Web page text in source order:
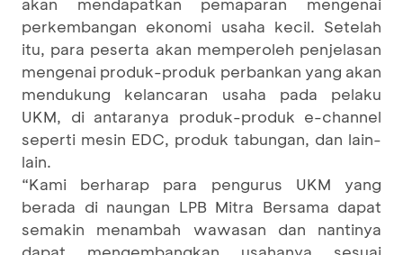
perkembangan ekonomi usaha kecil. Setelah
itu, para peserta akan memperoleh penjelasan
mengenai produk-produk perbankan yang akan
mendukung kelancaran usaha pada pelaku
UKM, di antaranya produk-produk e-channel
seperti mesin EDC, produk tabungan, dan lain-
lain.
“Kami berharap para pengurus UKM yang
berada di naungan LPB Mitra Bersama dapat
semakin menambah wawasan dan nantinya